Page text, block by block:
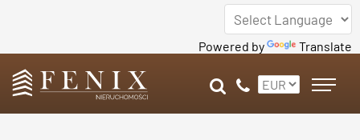
Powered by Translate